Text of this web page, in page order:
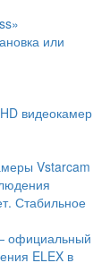
или
видеокамер
Vstarcam
Стабильное
ELEX в